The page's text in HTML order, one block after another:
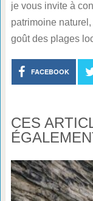
je vous invite à
patrimoine
goût des plages
FACEBOOK
CES